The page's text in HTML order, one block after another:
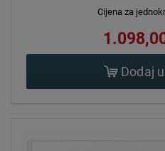
Cijena za
Dodaj